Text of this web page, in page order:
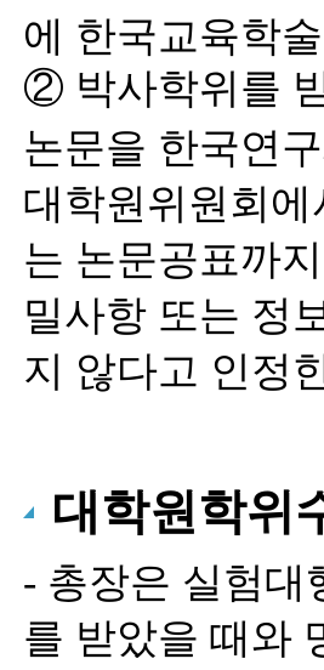
에 한국교육학
② 박사학위를
논문을 한국연
대학원위원회
는 논문공표까
밀사항 또는 정
지 않다고 인정
대학원학위
- 총장은 실험대
를 받았을 때와